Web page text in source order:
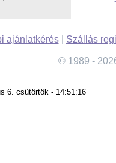
ajánlatkérés| Szállás
© 1989 -
6. csütörtök - 14:51:16